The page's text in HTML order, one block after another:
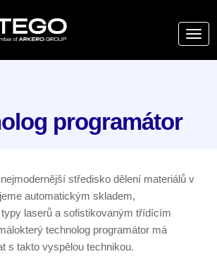
programátor
středisko dělení materiálů v
automatickým skladem,
laserů a sofistikovaným třídícím
technolog programátor má
s takto vyspělou technikou.